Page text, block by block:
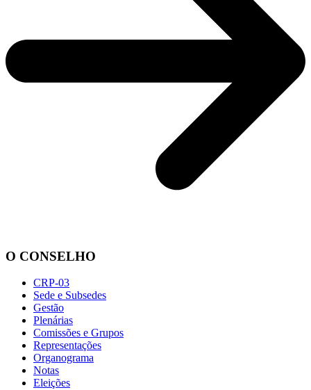
O CONSELHO
CRP-03
Sede e Subsedes
Gestão
Plenárias
Comissões e Grupos
Representações
Organograma
Notas
Eleições